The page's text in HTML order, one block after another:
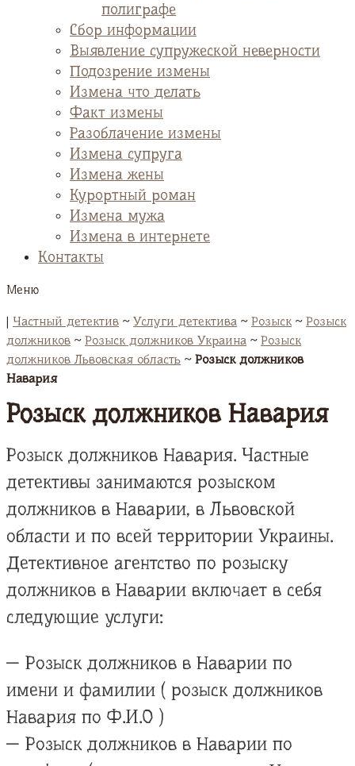
полиграфе
Сбор информации
Выявление супружеской неверности
Подозрение измены
Измена что делать
Факт измены
Разоблачение измены
Измена супруга
Измена жены
Курортный роман
Измена мужа
Измена в интернете
Контакты
Меню
| Частный детектив ~ Услуги детектива ~ Розыск~ Розыск
должников ~ Розыск должников Украина ~ Розыск
должников Львовская область ~ Розыск должников
Навария
Розыск должников Навария
Розыск должников Навария. Частные
детективы занимаются розыском
должников в Наварии, в Львовской
области и по всей территории Украины.
Детективное агентство по розыску
должников в Наварии включает в себя
следующие услуги:
— Розыск должников в Наварии по
имени и фамилии ( розыск должников
Навария по Ф.И.О )
— Розыск должников в Наварии по